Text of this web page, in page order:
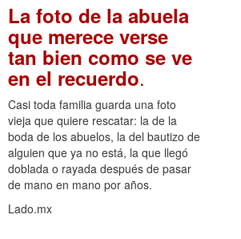
La foto de la abuela
que merece verse
tan bien como se ve
en el recuerdo.
Casi toda familia guarda una foto
vieja que quiere rescatar: la de la
boda de los abuelos, la del bautizo de
alguien que ya no está, la que llegó
doblada o rayada después de pasar
de mano en mano por años.
Lado.mx